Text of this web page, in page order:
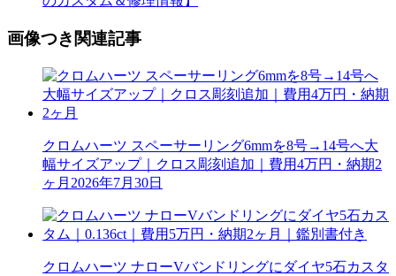
画像つき関連記事
クロムハーツ スペーサーリング6mmを8号→14号へ大
幅サイズアップ｜クロス彫刻追加｜費用4万円・納期2
ヶ月 2026年7月30日
クロムハーツ ナローVバンドリングにダイヤ5石カスタ